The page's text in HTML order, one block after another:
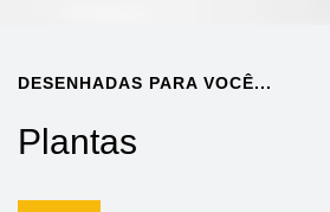
DESENHADAS PARA VOCÊ...
Plantas